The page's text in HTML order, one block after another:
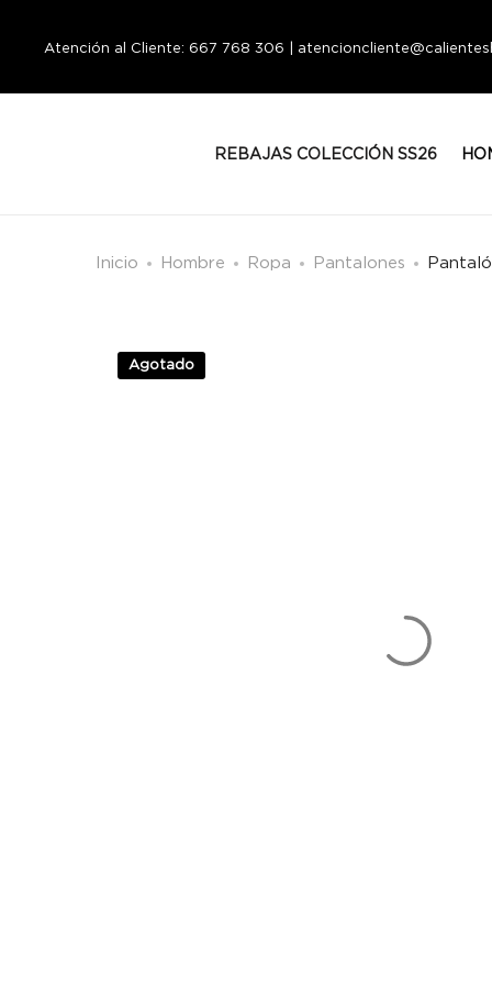
Atención al Cliente: 667 768 306 |
REBAJAS COLECCIÓN SS26
Inicio Hombre Ropa Pantalones
Agotado